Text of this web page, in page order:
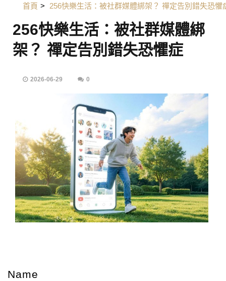
首頁 > 256快樂生活：被社群媒體綁架？ 禪定告別錯失恐懼
256快樂生活：被社群媒體綁
架？ 禪定告別錯失恐懼症
2026-06-29 0
Name